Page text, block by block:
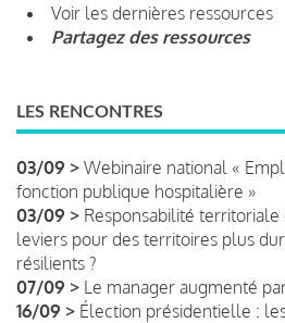
Voir les dernières ressources
Partagez des ressources
LES RENCONTRES
03/09 > Webinaire national «
fonction publique hospitalière »
03/09 > Responsabilité
leviers pour des territoires plus
résilients ?
07/09 > Le manager augmenté
16/09 > Élection présidentielle :